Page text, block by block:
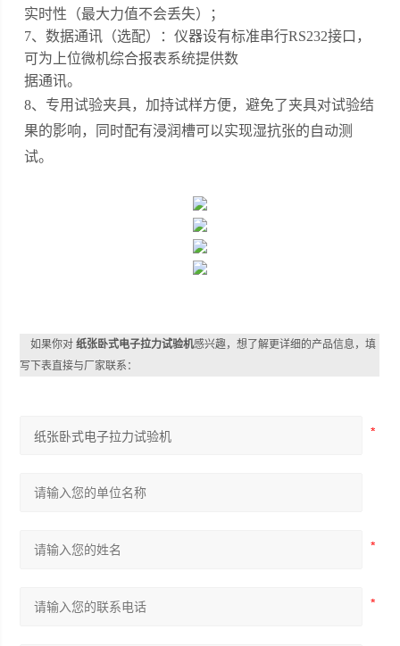
实时性（最大力值不会丢失）；
7、数据通讯 （选配） ：仪器设有标准串行RS232接口，
可为上位微机综合报表系统提供数
据通讯。
8、 专用试验夹具，加持试样方便，避免了夹具对试验结
果的影响，同时配有浸润槽可以实现湿抗张的自动测
试。
如果你对纸张卧式电子拉力试验机感兴趣，想了解更详细的产品信息，填
写下表直接与厂家联系：